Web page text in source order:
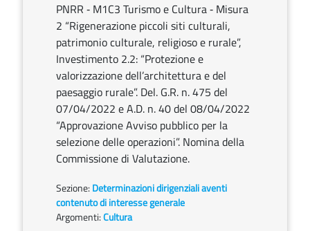
PNRR ‐ M1C3 Turismo e Cultura ‐ Misura
2 “Rigenerazione piccoli siti culturali,
patrimonio culturale, religioso e rurale”,
Investimento 2.2: “Protezione e
valorizzazione dell’architettura e del
paesaggio rurale”. Del. G.R. n. 475 del
07/04/2022 e A.D. n. 40 del 08/04/2022
“Approvazione Avviso pubblico per la
selezione delle operazioni”. Nomina della
Commissione di Valutazione.
Sezione: Determinazioni dirigenziali aventi
contenuto di interesse generale
Argomenti:Cultura